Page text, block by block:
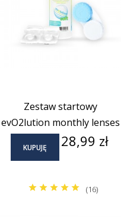
Zestaw startowy
evO2lution monthly lenses
KUPUJĘ Cena
28,99 zł
(16)